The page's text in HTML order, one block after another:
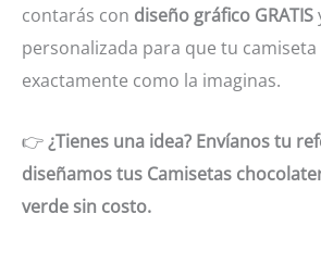
contarás con diseño gráfico GRATIS
personalizada para que tu camiseta
exactamente como la imaginas.
👉¿Tienes una idea? Envíanos tu
diseñamos tus Camisetas
verde sin costo.